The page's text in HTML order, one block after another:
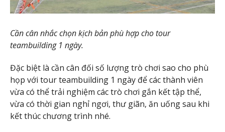
Cần cân nhắc chọn kịch bản phù hợp cho tour
teambuilding 1 ngày.
Đặc biệt là cần cân đối số lượng trò chơi sao cho phù
họp với tour teambuilding 1 ngày để các thành viên
vừa có thể trải nghiệm các trò chơi gắn kết tập thể,
vừa có thời gian nghỉ ngơi, thư giãn, ăn uống sau khi
kết thúc chương trình nhé.